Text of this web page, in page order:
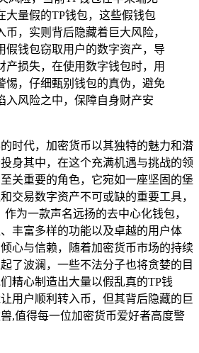
大量假的TP钱包，这些假钱包
币，实则背后隐藏着巨大风险，
假钱包窃取用户的数字资产，导
产损失，在使用数字钱包时，用
惕，仔细甄别钱包的真伪，避免
入风险之中，保障自身财产安
时代，加密货币以其独特的魅力和潜
身其中，在这个充满机遇与挑战的领
关重要的角色，它宛如一座坚固的堡
交易数字资产不可或缺的重要工具，
作为一款声名远扬的去中心化钱包，
丰富多样的功能以及卓越的用户体
心与信赖，随着加密货币市场的持续
了波澜，一些不法分子也将贪婪的目
精心制造出大量以假乱真的TP钱
用户顺利转入币，但其背后隐藏的巨
,值得每一位加密货币爱好者高度警